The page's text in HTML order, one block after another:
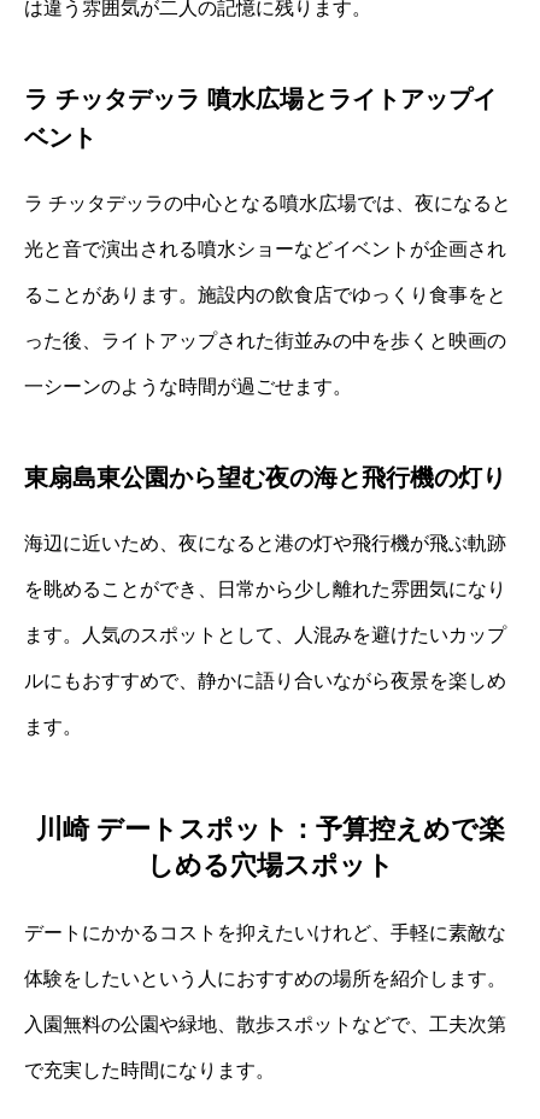
は違う雰囲気が二人の記憶に残ります。
ラ チッタデッラ 噴水広場とライトアップイ
ベント
ラ チッタデッラの中心となる噴水広場では、夜になると
光と音で演出される噴水ショーなどイベントが企画され
ることがあります。施設内の飲食店でゆっくり食事をと
った後、ライトアップされた街並みの中を歩くと映画の
一シーンのような時間が過ごせます。
東扇島東公園から望む夜の海と飛行機の灯り
海辺に近いため、夜になると港の灯や飛行機が飛ぶ軌跡
を眺めることができ、日常から少し離れた雰囲気になり
ます。人気のスポットとして、人混みを避けたいカップ
ルにもおすすめで、静かに語り合いながら夜景を楽しめ
ます。
川崎 デートスポット：予算控えめで楽
しめる穴場スポット
デートにかかるコストを抑えたいけれど、手軽に素敵な
体験をしたいという人におすすめの場所を紹介します。
入園無料の公園や緑地、散歩スポットなどで、工夫次第
で充実した時間になります。